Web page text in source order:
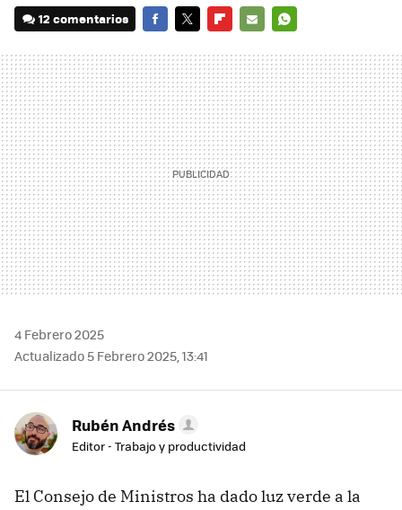
12 comentarios
MAIL
4 Febrero 2025
Actualizado 5 Febrero 2025, 13:41
Rubén Andrés
Editor - Trabajo y productividad
El Consejo de Ministros ha dado luz verde a la